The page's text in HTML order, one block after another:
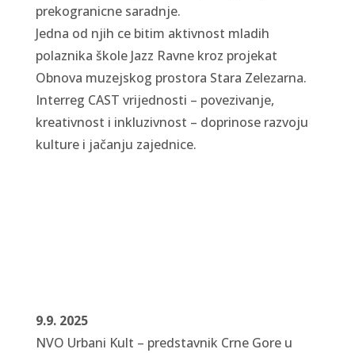
prekogranicne saradnje.
Jedna od njih ce bitim aktivnost mladih
polaznika škole Jazz Ravne kroz projekat
Obnova muzejskog prostora Stara Zelezarna.
Interreg CAST vrijednosti – povezivanje,
kreativnost i inkluzivnost – doprinose razvoju
kulture i jačanju zajednice.
9.9. 2025
NVO Urbani Kult – predstavnik Crne Gore u